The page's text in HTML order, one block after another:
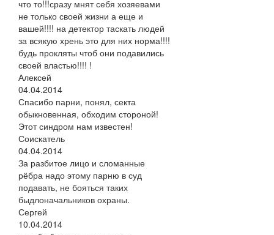
что то!!!сразу мнят себя хозяевами
не только своей жизни а еще и
вашей!!!! на детектор таскать людей
за всякую хрень это для них норма!!!!
будь прокляты чтоб они подавились
своей властью!!!! !
Алексей
04.04.2014
Спасибо парни, понял, секта
обыкновенная, обходим стороной!
Этот синдром нам известен!
Соискатель
04.04.2014
За разбитое лицо и сломанные
рёбра надо этому парню в суд
подавать, не бояться таких
быдлоначальников охраны.
Сергей
10.04.2014